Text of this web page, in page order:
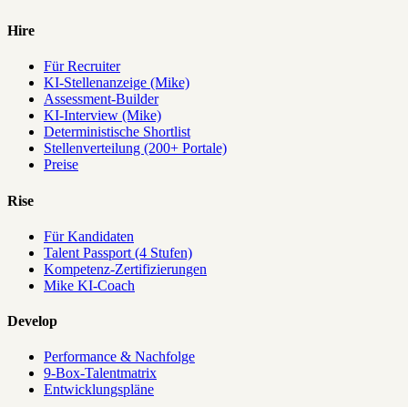
Hire
Für Recruiter
KI-Stellenanzeige (Mike)
Assessment-Builder
KI-Interview (Mike)
Deterministische Shortlist
Stellenverteilung (200+ Portale)
Preise
Rise
Für Kandidaten
Talent Passport (4 Stufen)
Kompetenz-Zertifizierungen
Mike KI-Coach
Develop
Performance & Nachfolge
9-Box-Talentmatrix
Entwicklungspläne